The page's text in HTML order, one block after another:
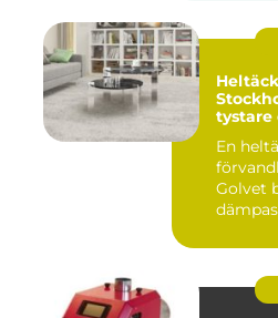
tystare
En
Golvet